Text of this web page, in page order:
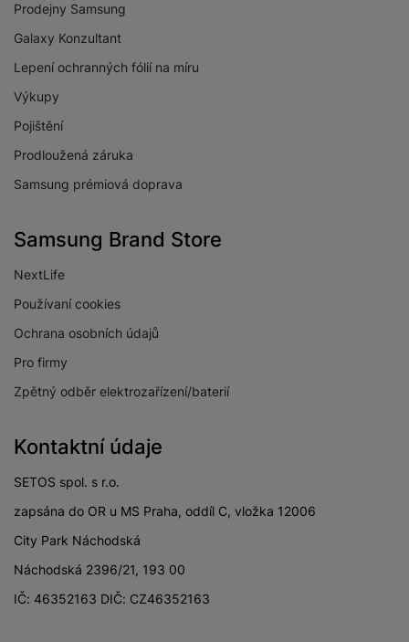
Prodejny Samsung
Galaxy Konzultant
Lepení ochranných fólií na míru
Výkupy
Pojištění
Prodloužená záruka
Samsung prémiová doprava
Samsung Brand Store
NextLife
Používaní cookies
Ochrana osobních údajů
Pro firmy
Zpětný odběr elektrozařízení/baterií
Kontaktní údaje
SETOS spol. s r.o.
zapsána do OR u MS Praha, oddíl C, vložka 12006
City Park Náchodská
Náchodská 2396/21, 193 00
IČ: 46352163 DIČ: CZ46352163